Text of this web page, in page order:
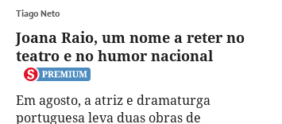
Tiago Neto
Joana Raio, um nome a reter no
teatro e no humor nacional
Em agosto, a atriz e dramaturga
portuguesa leva duas obras de